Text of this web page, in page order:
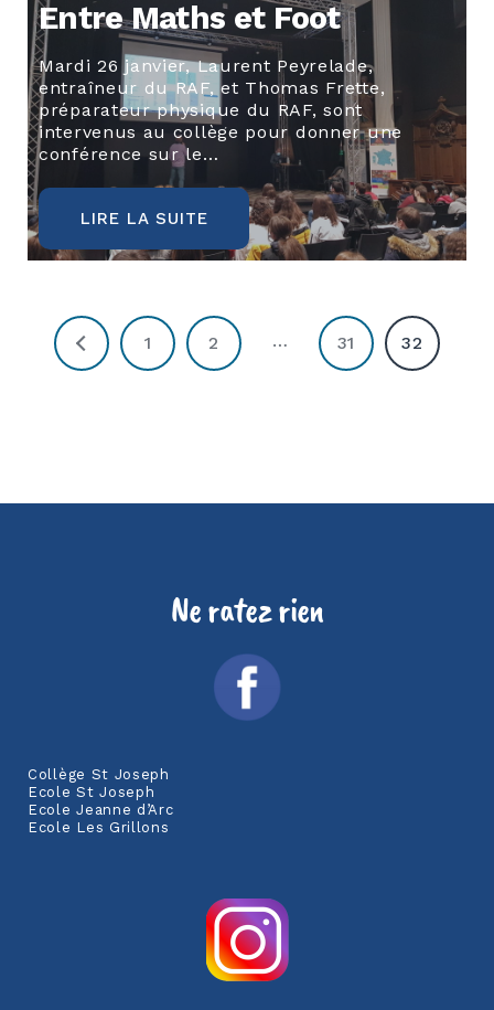
Entre Maths et Foot
Mardi 26 janvier, Laurent Peyrelade,
entraîneur du RAF, et Thomas Frette,
préparateur physique du RAF, sont
intervenus au collège pour donner une
conférence sur le…
LIRE LA SUITE
1 2 … 31 32
Ne ratez rien
Collège St Joseph
Ecole St Joseph
Ecole Jeanne d’Arc
Ecole Les Grillons